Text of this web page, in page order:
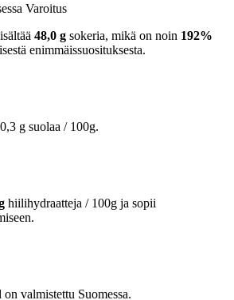
Varoitus
48,0 g sokeria, mikä on noin 192%
enimmäissuosituksesta.
g suolaa / 100g.
hiilihydraatteja / 100g ja sopii
valmistettu Suomessa.